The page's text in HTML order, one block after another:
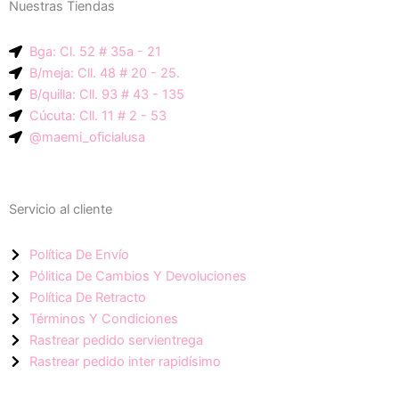
-
i
c
o
n
a
c
e
b
o
o
k
r
a
m
p
p
Nuestras Tiendas
Bga: Cl. 52 # 35a - 21
B/meja: Cll. 48 # 20 - 25.
B/quilla: Cll. 93 # 43 - 135
Cúcuta: Cll. 11 # 2 - 53
@maemi_oficialusa
Servicio al cliente
Política De Envío
Pólitica De Cambios Y Devoluciones
Política De Retracto
Términos Y Condiciones
Rastrear pedido servientrega
Rastrear pedido inter rapidísimo